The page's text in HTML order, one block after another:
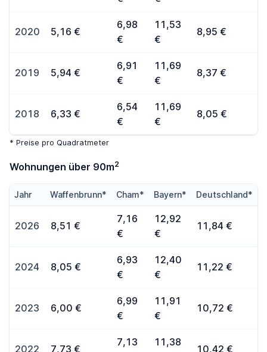
2020 5,16 €
6,98
€
11,53
€
8,95 €
2019 5,94 €
6,91
€
11,69
€
8,37 €
2018 6,33 €
6,54
€
11,69
€
8,05 €
* Preise pro Quadratmeter
Wohnungen über 90m2
Jahr Waffenbrunn* Cham* Bayern* Deutschland*
2026 8,51 €
7,16
€
12,92
€
11,84 €
2024 8,05 €
6,93
€
12,40
€
11,22 €
2023 6,00 €
6,99
€
11,91
€
10,72 €
2022 7,73 €
7,13
11,38
10,42 €